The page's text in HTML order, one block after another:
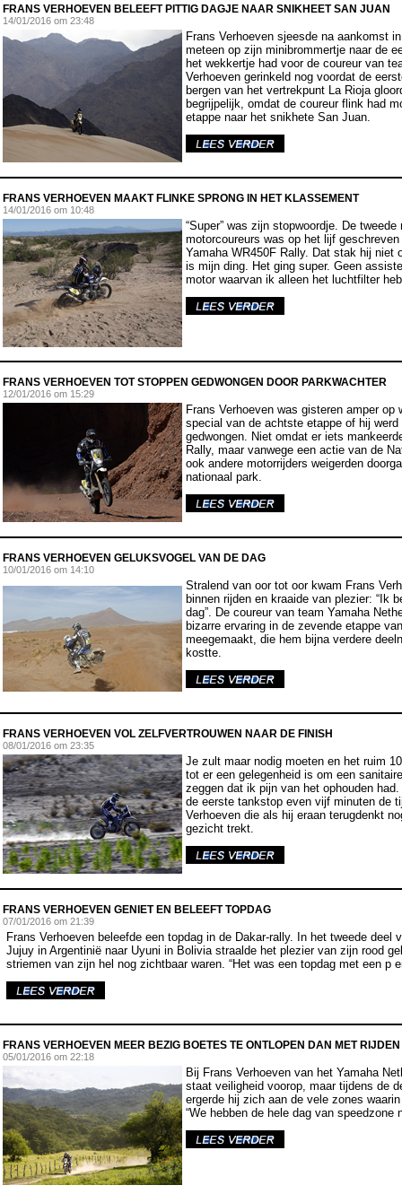
FRANS VERHOEVEN BELEEFT PITTIG DAGJE NAAR SNIKHEET SAN JUAN
14/01/2016 om 23:48
Frans Verhoeven sjeesde na aankomst
meteen op zijn minibrommertje naar de
het wekkertje had voor de coureur van
Verhoeven gerinkeld nog voordat de
bergen van het vertrekpunt La Rioja
begrijpelijk, omdat de coureur flink had
etappe naar het snikhete San Juan.
FRANS VERHOEVEN MAAKT FLINKE SPRONG IN HET KLASSEMENT
14/01/2016 om 10:48
“Super” was zijn stopwoordje. De
motorcoureurs was op het lijf
Yamaha WR450F Rally. Dat stak hij niet
is mijn ding. Het ging super. Geen
motor waarvan ik alleen het luchtfilter
FRANS VERHOEVEN TOT STOPPEN GEDWONGEN DOOR PARKWACHTER
12/01/2016 om 15:29
Frans Verhoeven was gisteren amper op
special van de achtste etappe of hij
gedwongen. Niet omdat er iets
Rally, maar vanwege een actie van de
ook andere motorrijders weigerden
nationaal park.
FRANS VERHOEVEN GELUKSVOGEL VAN DE DAG
10/01/2016 om 14:10
Stralend van oor tot oor kwam Frans
binnen rijden en kraaide van plezier: “Ik
dag”. De coureur van team Yamaha
bizarre ervaring in de zevende etappe
meegemaakt, die hem bijna verdere
kostte.
FRANS VERHOEVEN VOL ZELFVERTROUWEN NAAR DE FINISH
08/01/2016 om 23:35
Je zult maar nodig moeten en het ruim
tot er een gelegenheid is om een
zeggen dat ik pijn van het ophouden
de eerste tankstop even vijf minuten de
Verhoeven die als hij eraan terugdenkt
gezicht trekt.
FRANS VERHOEVEN GENIET EN BELEEFT TOPDAG
07/01/2016 om 21:39
Frans Verhoeven beleefde een topdag in de Dakar-rally. In het tweede deel
Jujuy in Argentinië naar Uyuni in Bolivia straalde het plezier van zijn rood
striemen van zijn hel nog zichtbaar waren. “Het was een topdag met een p
FRANS VERHOEVEN MEER BEZIG BOETES TE ONTLOPEN DAN MET RIJDEN
05/01/2016 om 22:18
Bij Frans Verhoeven van het Yamaha
staat veiligheid voorop, maar tijdens de
ergerde hij zich aan de vele zones
“We hebben de hele dag van speedzone